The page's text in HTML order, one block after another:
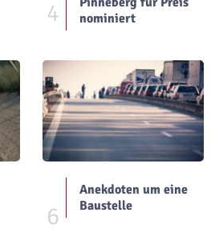
4
nominiert
6
Anekdoten um eine
Baustelle